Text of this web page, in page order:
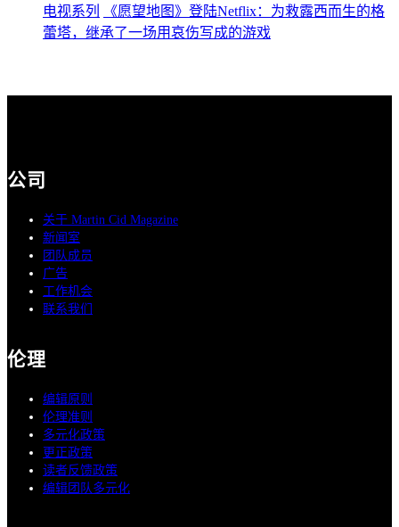
电视系列
《愿望地图》登陆Netflix：为救露西而生的格
蕾塔，继承了一场用哀伤写成的游戏
公司
关于 Martin Cid Magazine
新闻室
团队成员
广告
工作机会
联系我们
伦理
编辑原则
伦理准则
多元化政策
更正政策
读者反馈政策
编辑团队多元化